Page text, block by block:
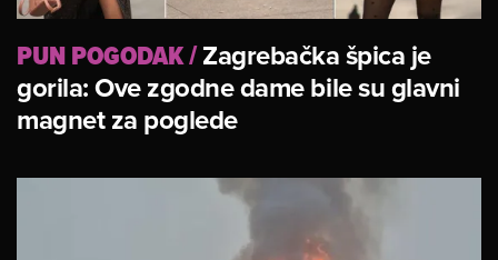
PUN POGODAK/Zagrebačka špica je
gorila: Ove zgodne dame bile su glavni
magnet za poglede